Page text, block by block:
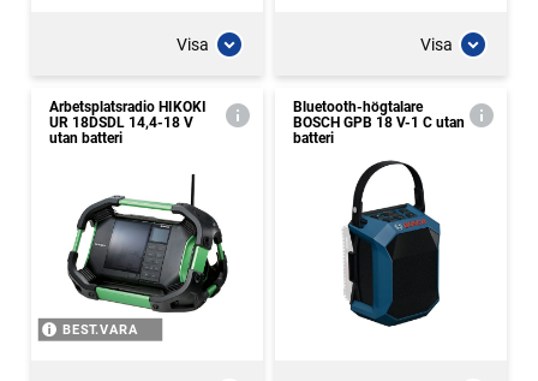
Visa Visa
Arbetsplatsradio HIKOKI
UR 18DSDL 14,4-18 V
utan batteri
BEST.VARA
Bluetooth-högtalare
BOSCH GPB 18 V-1 C utan
batteri